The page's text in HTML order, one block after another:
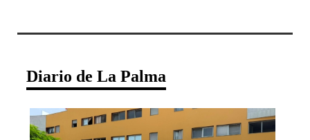
Diario de La Palma